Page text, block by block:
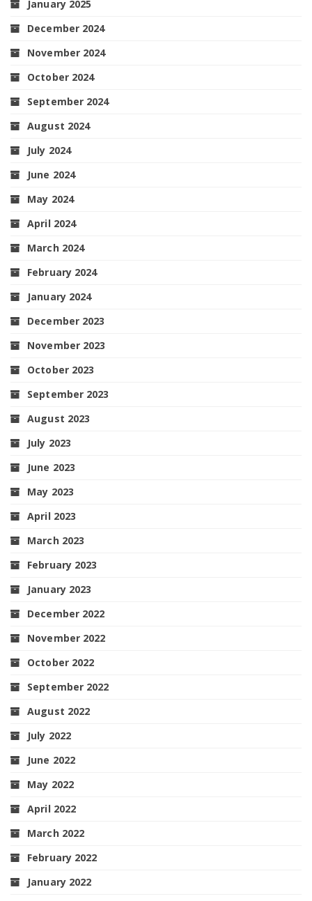
January 2025
December 2024
November 2024
October 2024
September 2024
August 2024
July 2024
June 2024
May 2024
April 2024
March 2024
February 2024
January 2024
December 2023
November 2023
October 2023
September 2023
August 2023
July 2023
June 2023
May 2023
April 2023
March 2023
February 2023
January 2023
December 2022
November 2022
October 2022
September 2022
August 2022
July 2022
June 2022
May 2022
April 2022
March 2022
February 2022
January 2022